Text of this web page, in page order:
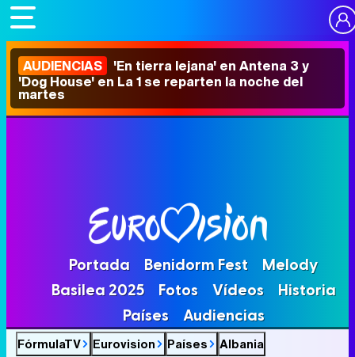
AUDIENCIAS 'En tierra lejana' en Antena 3 y
'Dog House' en La 1 se reparten la noche del
martes
Portada Benidorm Fest
Melody
Basilea 2025
Fotos Vídeos
Historia
Países
Audiencias
FórmulaTV Eurovision Países Albania